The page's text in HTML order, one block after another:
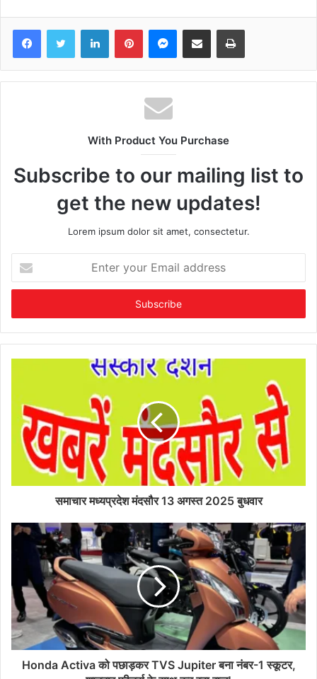
FacebookTwitter LinkedInPinterestMessenger
Share via Email Print
With Product You Purchase
Subscribe to our mailing list to
get the new updates!
Lorem ipsum dolor sit amet, consectetur.
your
Email
समाचार मध्यप्रदेश मंदसौर 13 अगस्त 2025 बुधवार
Honda Activa को पछाड़कर TVS Jupiter बना नंबर-1 स्कूटर,